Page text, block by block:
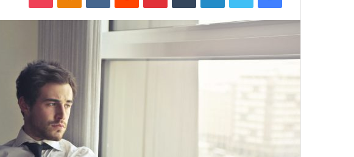
ا
ل